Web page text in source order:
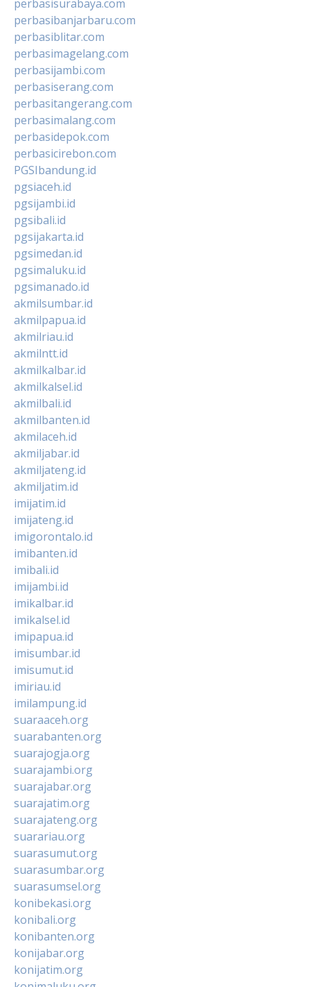
perbasisurabaya.com
perbasibanjarbaru.com
perbasiblitar.com
perbasimagelang.com
perbasijambi.com
perbasiserang.com
perbasitangerang.com
perbasimalang.com
perbasidepok.com
perbasicirebon.com
PGSIbandung.id
pgsiaceh.id
pgsijambi.id
pgsibali.id
pgsijakarta.id
pgsimedan.id
pgsimaluku.id
pgsimanado.id
akmilsumbar.id
akmilpapua.id
akmilriau.id
akmilntt.id
akmilkalbar.id
akmilkalsel.id
akmilbali.id
akmilbanten.id
akmilaceh.id
akmiljabar.id
akmiljateng.id
akmiljatim.id
imijatim.id
imijateng.id
imigorontalo.id
imibanten.id
imibali.id
imijambi.id
imikalbar.id
imikalsel.id
imipapua.id
imisumbar.id
imisumut.id
imiriau.id
imilampung.id
suaraaceh.org
suarabanten.org
suarajogja.org
suarajambi.org
suarajabar.org
suarajatim.org
suarajateng.org
suarariau.org
suarasumut.org
suarasumbar.org
suarasumsel.org
konibekasi.org
konibali.org
konibanten.org
konijabar.org
konijatim.org